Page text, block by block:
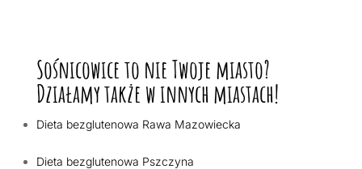
Sośnicowice to nie Twoje miasto?
Działamy także w innych miastach!
Dieta bezglutenowa Rawa Mazowiecka
Dieta bezglutenowa Pszczyna